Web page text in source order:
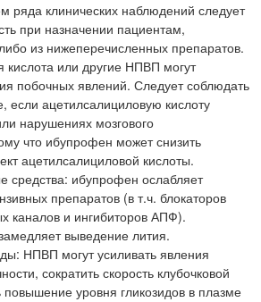
ряда клинических наблюдений следует
при назначении пациентам,
из нижеперечисленных препаратов.
или другие НПВП могут
побочных явлений. Следует соблюдать
если ацетилсалициловую кислоту
нарушениях мозгового
что ибупрофен может снизить
ацетилсалициловой кислоты.
средства: ибупрофен ослабляет
препаратов (в т.ч. блокаторов
каналов и ингибиторов АПФ).
выведение лития.
НПВП могут усиливать явления
сократить скорость клубочковой
уровня гликозидов в плазме